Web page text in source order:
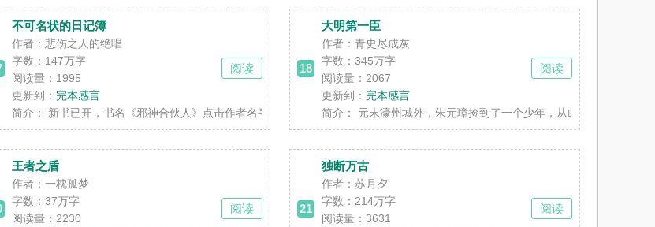
。“摸到变异鼠人尸体，得到乾坤袋一只。”“......
不可名状的日记簿
作者：悲伤之人的绝唱
字数： 147万字
阅读量：1995
更新到： 完本感言
简介：
新书已开，书名《邪神合伙人》点击作者名字即可找到，欢迎观赏不可名状的日记簿是一款全球同步发......
阅读 18
大明第一臣
作者：青史尽成灰
字数：345万字
阅读量：2067
更新到： 完本感言
简介：
元末濠州城外，朱元璋捡到了一个少年，从此洪武皇帝多了
阅读
王者之盾
作者：一枕孤梦
字数：37万字
阅读量：2230
阅读 21
独断万古
作者：苏月夕
字数： 214万字
阅读量：3631
阅读